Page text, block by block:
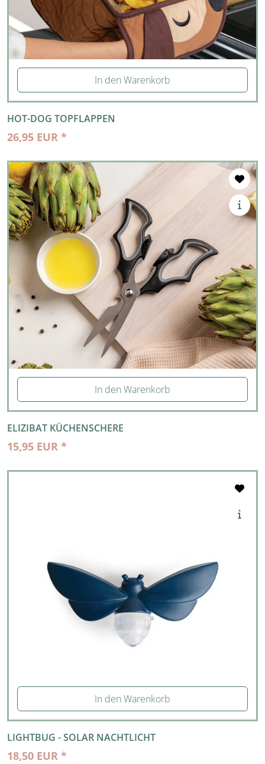
In den Warenkorb
HOT-DOG TOPFLAPPEN
26,95 EUR *
In den Warenkorb
ELIZIBAT KÜCHENSCHERE
15,95 EUR *
In den Warenkorb
LIGHTBUG - SOLAR NACHTLICHT
18,50 EUR *